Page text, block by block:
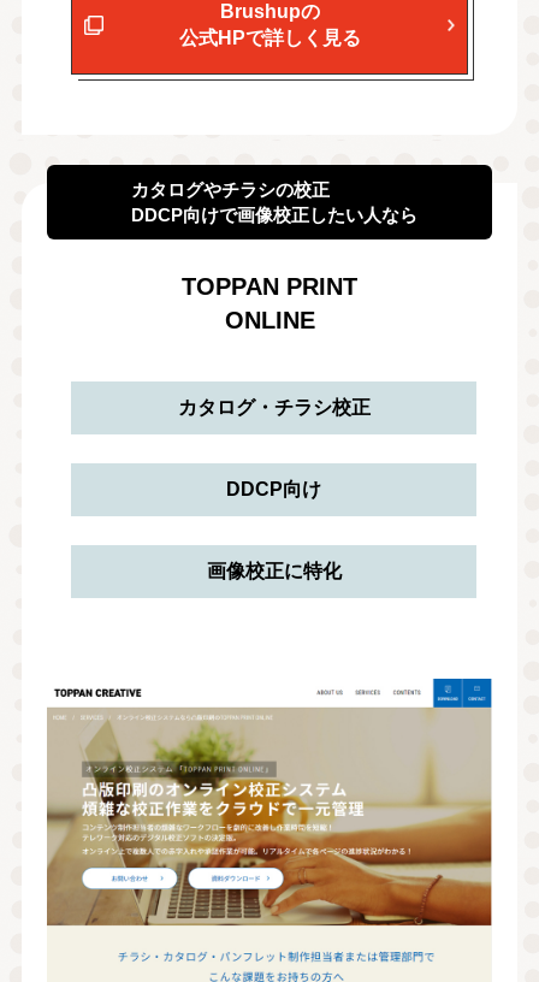
Brushupの
公式HPで詳しく見る
カタログやチラシの校正
DDCP向けで画像校正したい人なら
TOPPAN PRINT
ONLINE
カタログ・チラシ校正
DDCP向け
画像校正に特化